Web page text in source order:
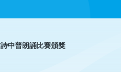
中普朗誦比賽頒獎